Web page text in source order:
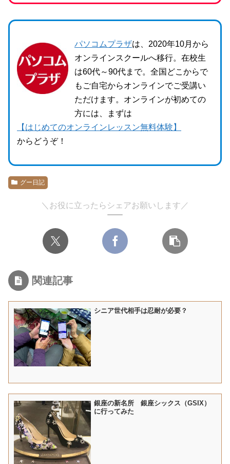
パソコムプラザは、2020年10月から
オンラインスクールへ移行。在校生
は60代～90代まで。全国どこからで
もご自宅からオンラインでご受講い
ただけます。オンラインが初めての
方には、まずは
【はじめてのオンラインレッスン無料体験】
からどうぞ！
グー日記
＼お役に立ったらシェアお願いします／
関連記事
シニア世代相手は忍耐が必要？
銀座の新名所 銀座シックス（GSIX）
に行ってみた